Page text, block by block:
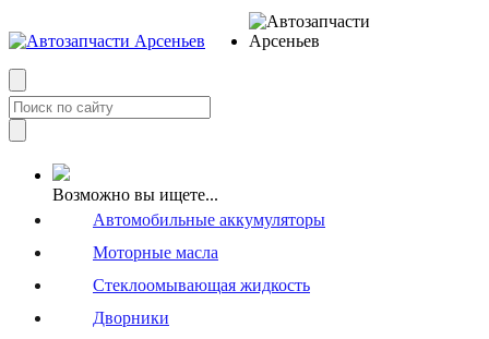
Возможно вы ищете...
Автомобильные аккумуляторы
Моторные масла
Стеклоомывающая жидкость
Дворники